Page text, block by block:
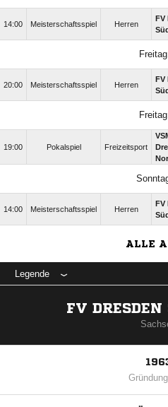
14:00 Meisterschaftsspiel Herren
FV
20:00 Meisterschaftsspiel Herren
FV
19:00 Pokalspiel Freizeitsport
14:00 Meisterschaftsspiel Herren
FV
ALLE
Legende
FV